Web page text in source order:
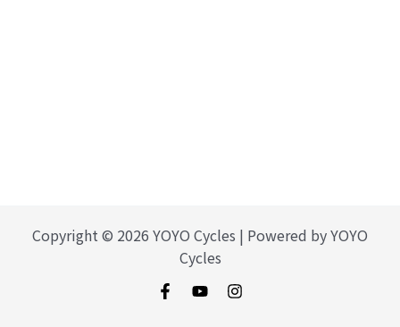
Copyright © 2026 YOYO Cycles | Powered by YOYO
Cycles